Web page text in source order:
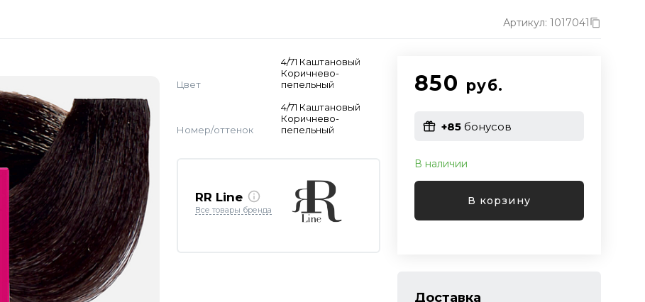
Артикул: 1017041
Цвет
4/71 Каштановый
Коричнево-
пепельный
Номер/оттенок
4/71 Каштановый
Коричнево-
пепельный
RR Line
Все товары бренда
850 руб.
+85бонусов
В наличии
В корзину
Доставка